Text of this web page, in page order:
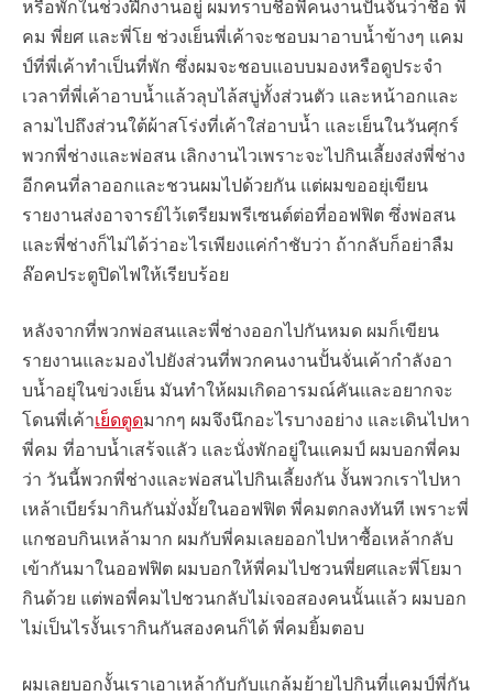
หรือพักในช่วงฝึกงานอยู่ ผมทราบชื่อพี่คนงานปั้นจั่นว่าชื่อ พี่
คม พี่ยศ และพี่โย ช่วงเย็นพี่เค้าจะชอบมาอาบน้ำข้างๆ แคม
ป์ที่พี่เค้าทำเป็นที่พัก ซึ่งผมจะชอบแอบบมองหรือดูประจำ
เวลาที่พี่เค้าอาบน้ำแล้วลุบไล้สบู่ทั้งส่วนตัว และหน้าอกและ
ลามไปถึงส่วนใต้ผ้าสโร่งที่เค้าใส่อาบน้ำ และเย็นในวันศุกร์
พวกพี่ช่างและพ่อสน เลิกงานไวเพราะจะไปกินเลี้ยงส่งพี่ช่าง
อีกคนที่ลาออกและชวนผมไปด้วยกัน แต่ผมขออยุ่เขียน
รายงานส่งอาจารย์ไว้เตรียมพรีเซนต์ต่อที่ออฟฟิต ซึ่งพ่อสน
และพี่ช่างก็ไม่ได้ว่าอะไรเพียงแค่กำชับว่า ถ้ากลับก็อย่าลืม
ล๊อคประตูปิดไฟให้เรียบร้อย
หลังจากที่พวกพ่อสนและพี่ช่างออกไปกันหมด ผมก็เขียน
รายงานและมองไปยังส่วนที่พวกคนงานปั้นจั่นเค้ากำลังอา
บน้ำอยุ่ในข่วงเย็น มันทำให้ผมเกิดอารมณ์คันและอยากจะ
โดนพี่เค้าเย็ดตูดมากๆ ผมจึงนึกอะไรบางอย่าง และเดินไปหา
พี่คม ที่อาบน้ำเสร้จแลัว และนั่งพักอยู่ในแคมป์ ผมบอกพี่คม
ว่า วันนี้พวกพี่ช่างและพ่อสนไปกินเลี้ยงกัน งั้นพวกเราไปหา
เหล้าเบียร์มากินกันมั่งมั้ยในออฟฟิต พี่คมตกลงทันที เพราะพี่
แกชอบกินเหล้ามาก ผมกับพี่คมเลยออกไปหาซื้อเหล้ากลับ
เข้ากันมาในออฟฟิต ผมบอกให้พี่คมไปชวนพี่ยศและพี่โยมา
กินด้วย แต่พอพี่คมไปชวนกลับไม่เจอสองคนนั้นแล้ว ผมบอก
ไม่เป็นไรงั้นเรากินกันสองคนก็ได้ พี่คมยิ้มตอบ
ผมเลยบอกงั้นเราเอาเหล้ากับกับแกล้มย้ายไปกินที่แคมป์พี่กัน